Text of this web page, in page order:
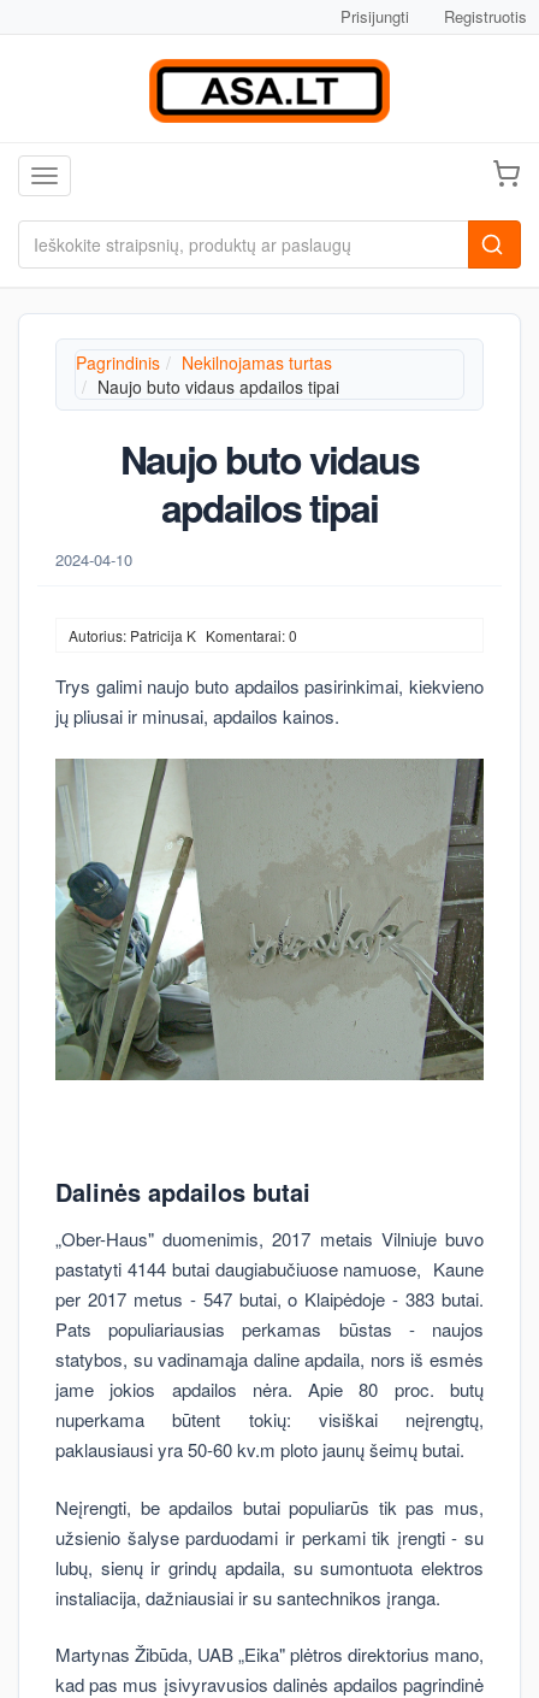
Prisijungti Registruotis
Toggle navigation
Pagrindinis
Nekilnojamas turtas
Naujo buto vidaus apdailos tipai
Naujo buto vidaus
apdailos tipai
2024-04-10
Autorius: Patricija K Komentarai: 0
Trys galimi naujo buto apdailos pasirinkimai, kiekvieno
jų pliusai ir minusai, apdailos kainos.
Dalinės apdailos butai
„Ober-Haus" duomenimis, 2017 metais Vilniuje buvo
pastatyti 4144 butai daugiabučiuose namuose, Kaune
per 2017 metus - 547 butai, o Klaipėdoje - 383 butai.
Pats populiariausias perkamas būstas - naujos
statybos, su vadinamąja daline apdaila, nors iš esmės
jame jokios apdailos nėra. Apie 80 proc. butų
nuperkama būtent tokių: visiškai neįrengtų,
paklausiausi yra 50-60 kv.m ploto jaunų šeimų butai.
Neįrengti, be apdailos butai populiarūs tik pas mus,
užsienio šalyse parduodami ir perkami tik įrengti - su
lubų, sienų ir grindų apdaila, su sumontuota elektros
instaliacija, dažniausiai ir su santechnikos įranga.
Martynas Žibūda, UAB „Eika" plėtros direktorius mano,
kad pas mus įsivyravusios dalinės apdailos pagrindinė